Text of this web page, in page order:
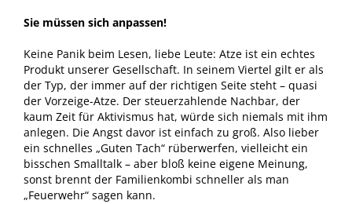
Sie müssen sich anpassen!
Keine Panik beim Lesen, liebe Leute: Atze ist ein echtes
Produkt unserer Gesellschaft. In seinem Viertel gilt er als
der Typ, der immer auf der richtigen Seite steht – quasi
der Vorzeige-Atze. Der steuerzahlende Nachbar, der
kaum Zeit für Aktivismus hat, würde sich niemals mit ihm
anlegen. Die Angst davor ist einfach zu groß. Also lieber
ein schnelles „Guten Tach“ rüberwerfen, vielleicht ein
bisschen Smalltalk – aber bloß keine eigene Meinung,
sonst brennt der Familienkombi schneller als man
„Feuerwehr“ sagen kann.